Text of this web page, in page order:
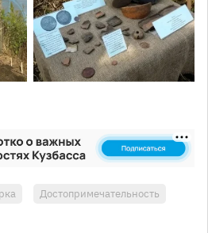
Достопримечательность